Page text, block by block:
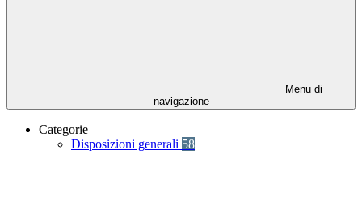
Menu di
navigazione
Categorie
Disposizioni generali 58